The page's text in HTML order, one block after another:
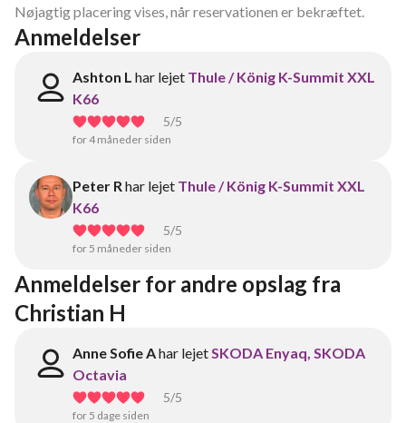
Nøjagtig placering vises, når reservationen er bekræftet.
Anmeldelser
Ashton L har lejet Thule / König K-Summit XXL
K66
5/5
for 4 måneder siden
Peter Rhar lejet Thule / König K-Summit XXL
K66
5/5
for 5 måneder siden
Anmeldelser for andre opslag fra
Christian H
Anne Sofie Ahar lejetSKODA Enyaq, SKODA
Octavia
5/5
for 5 dage siden